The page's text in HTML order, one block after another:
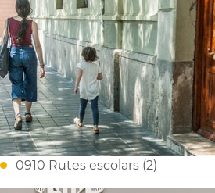
0910 Rutes escolars (2)